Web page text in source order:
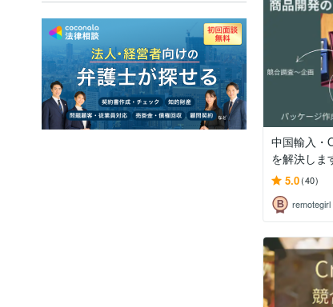
中国輸入・
を解決しま
5.0(40)
remotegirl